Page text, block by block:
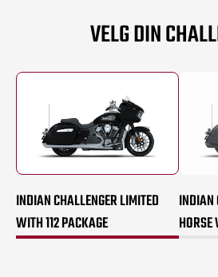
VELG DIN
INDIAN CHALLENGER LIMITED
WITH 112 PACKAGE
INDIAN
HORSE